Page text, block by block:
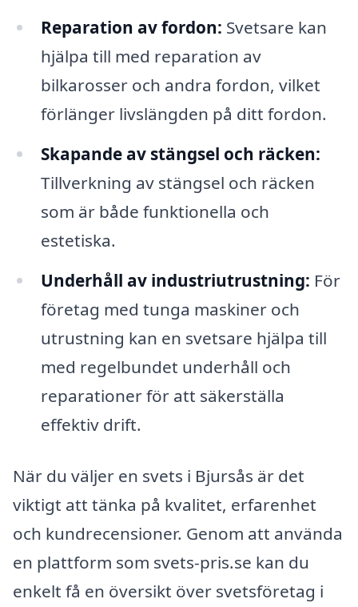
Reparation av fordon: Svetsare kan
hjälpa till med reparation av
bilkarosser och andra fordon, vilket
förlänger livslängden på ditt fordon.
Skapande av stängsel och räcken:
Tillverkning av stängsel och räcken
som är både funktionella och
estetiska.
Underhåll av industriutrustning: För
företag med tunga maskiner och
utrustning kan en svetsare hjälpa till
med regelbundet underhåll och
reparationer för att säkerställa
effektiv drift.
När du väljer en svets i Bjursås är det
viktigt att tänka på kvalitet, erfarenhet
och kundrecensioner. Genom att använda
en plattform som svets-pris.se kan du
enkelt få en översikt över svetsföretag i